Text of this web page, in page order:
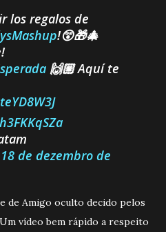
los regalos de
!😲🎁🎄
🙌🏼 Aquí te
18 de dezembro de
de Amigo oculto decido pelos
vídeo bem rápido a respeito